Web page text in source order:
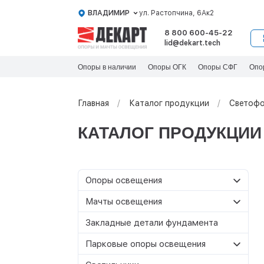
ВЛАДИМИР ул. Растопчина, 6Ак2
8 800 600-45-22
lid@dekart.tech
Опоры в наличии Опоры ОГК Опоры СФГ
Главная Каталог продукции
КАТАЛОГ ПРОДУКЦИИ
Oпоры oсвeщения
Силовые опоры
освещения
Граненые силовые опоры
МС
Круглоконические силовые
Несиловые опоры
освещения
Мачты освещения
Со стационарной короной
МС-С
Закладные детали фундамента
Парковые опоры освещения